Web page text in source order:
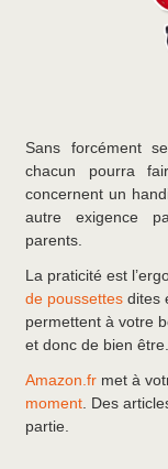
Sans forcément
chacun pourra
concernent un
autre exigence
parents.
La praticité est
de poussettes dites
permettent à votre
et donc de bien être.
Amazon.fr met à
moment . Des
partie.